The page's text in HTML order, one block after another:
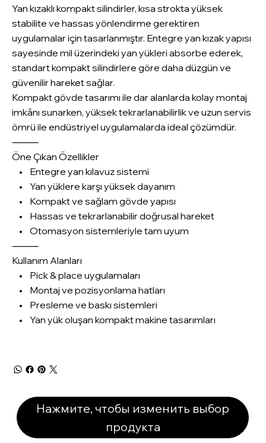
Нажмите, чтобы изменить выбор
продукта
Yan kızaklı kompakt silindirler, kısa strokta yüksek
stabilite ve hassas yönlendirme gerektiren
uygulamalar için tasarlanmıştır. Entegre yan kızak yapısı
sayesinde mil üzerindeki yan yükleri absorbe ederek,
standart kompakt silindirlere göre daha düzgün ve
güvenilir hareket sağlar.
Kompakt gövde tasarımı ile dar alanlarda kolay montaj
imkânı sunarken, yüksek tekrarlanabilirlik ve uzun servis
ömrü ile endüstriyel uygulamalarda ideal çözümdür.
⸻
Öne Çıkan Özellikler
• Entegre yan kılavuz sistemi
• Yan yüklere karşı yüksek dayanım
• Kompakt ve sağlam gövde yapısı
• Hassas ve tekrarlanabilir doğrusal hareket
• Otomasyon sistemleriyle tam uyum
⸻
Kullanım Alanları
• Pick & place uygulamaları
• Montaj ve pozisyonlama hatları
• Presleme ve baskı sistemleri
• Yan yük oluşan kompakt makine tasarımları